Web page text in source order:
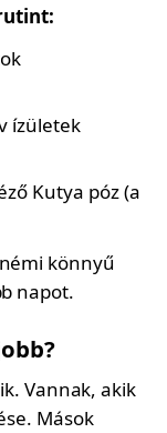
ízületek
Kutya póz (a
könnyű
napot.
Vannak, akik
Mások